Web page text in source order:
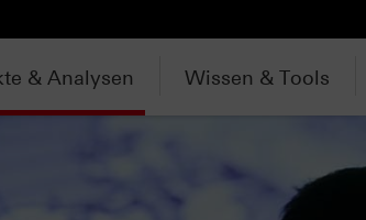
& Analysen Wissen & Tools